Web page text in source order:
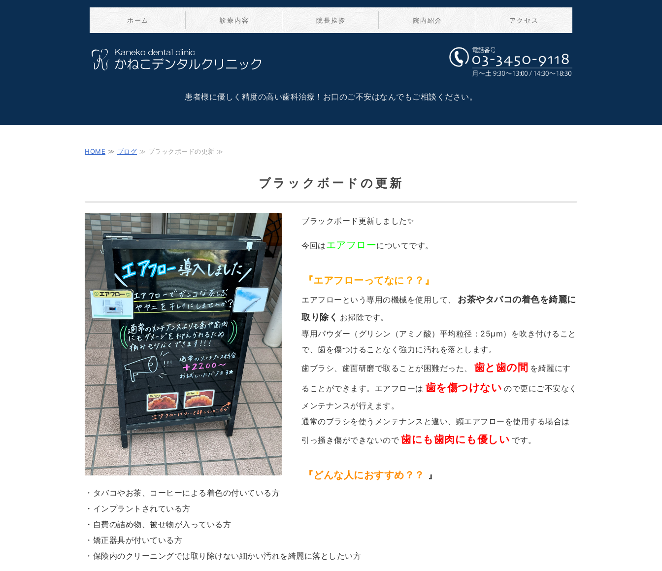
かねこデンタルクリニック｜青物横丁 地域密着の歯医者
患者様に優しく精度の高い歯科治療！お口のご不安はなんでもご相談ください。
ホーム 診療内容 院長挨拶 院内紹介 アクセス
HOME ≫ ブログ ≫ ブラックボードの更新 ≫
ブラックボードの更新
ブラックボード更新しました✨
今回はエアフローについてです。
『エアフローってなに？？』
エアフローという専用の機械を使用して、
お茶やタバコの着色を綺麗に
取り除く お掃除です。
専用パウダー（グリシン（アミノ酸）平均粒径：25μm）を吹き付けること
で、歯を傷つけることなく強力に汚れを落とします。
歯ブラシ、歯面研磨で取ることが困難だった、
歯と歯の間 を綺麗にす
ることができます。エアフローは 歯を傷つけない ので更にご不安なく
メンテナンスが行えます。
通常のブラシを使うメンテナンスと違い、顕エアフローを使用する場合は
引っ掻き傷ができないので 歯にも歯肉にも優しい です。
『どんな人におすすめ？？ 』
・タバコやお茶、コーヒーによる着色の付いている方
・インプラントされている方
・自費の詰め物、被せ物が入っている方
・矯正器具が付いている方
・保険内のクリーニングでは取り除けない細かい汚れを綺麗に落としたい方